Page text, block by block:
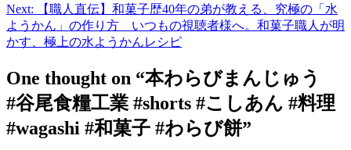
ナ
ビ
ー
シ
ョ
Next:
【職人直伝】和菓子歴40年の弟が教える、究極の「水
ようかん」の作り方 いつもの視聴者様へ。和菓子職人が明
かす、極上の水ようかんレシピ
One thought on “本わらびまんじゅう
#谷尾食糧工業 #shorts #こしあん #料理
#wagashi #和菓子 #わらび餅”